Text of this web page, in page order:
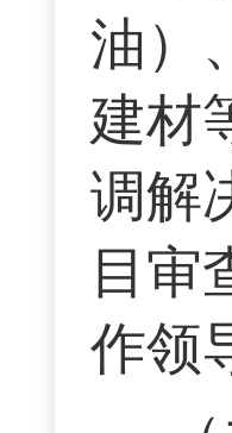
油）
建材
调解
目审
作领